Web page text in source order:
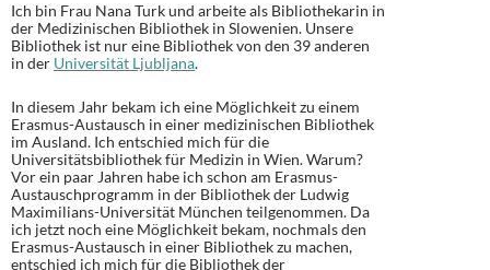
Ich bin Frau Nana Turk und arbeite als Bibliothekarin in
der Medizinischen Bibliothek in Slowenien. Unsere
Bibliothek ist nur eine Bibliothek von den 39 anderen
in der Universität Ljubljana.
In diesem Jahr bekam ich eine Möglichkeit zu einem
Erasmus-Austausch in einer medizinischen Bibliothek
im Ausland. Ich entschied mich für die
Universitätsbibliothek für Medizin in Wien. Warum?
Vor ein paar Jahren habe ich schon am Erasmus-
Austauschprogramm in der Bibliothek der Ludwig
Maximilians-Universität München teilgenommen. Da
ich jetzt noch eine Möglichkeit bekam, nochmals den
Erasmus-Austausch in einer Bibliothek zu machen,
entschied ich mich für die Bibliothek der